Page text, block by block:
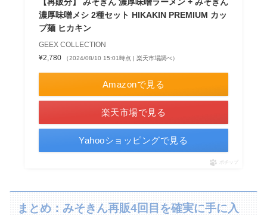
濃厚味噌メシ 2種セット HIKAKIN PREMIUM カッ
プ麺 ヒカキン
GEEX COLLECTION
¥2,780
（2024/08/10 15:01時点 | 楽天市場調べ）
Amazonで見る
楽天市場で見る
Yahooショッピングで見る
ポチップ
まとめ：みそきん再販4回目を確実に手に入